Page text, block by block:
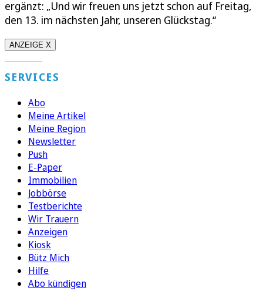
ergänzt: „Und wir freuen uns jetzt schon auf Freitag,
den 13. im nächsten Jahr, unseren Glückstag.“
ANZEIGE X
SERVICES
Abo
Meine Artikel
Meine Region
Newsletter
Push
E-Paper
Immobilien
Jobbörse
Testberichte
Wir Trauern
Anzeigen
Kiosk
Bütz Mich
Hilfe
Abo kündigen